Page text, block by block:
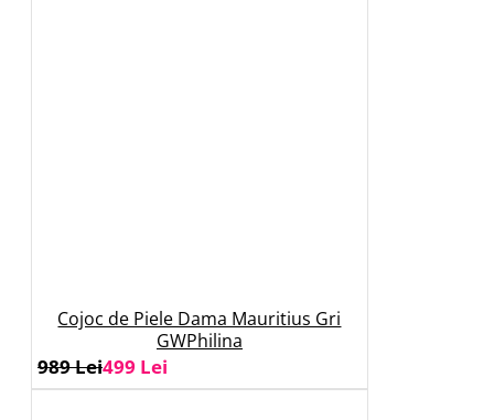
Cojoc de Piele Dama Mauritius Gri
GWPhilina
499 Lei
989 Lei